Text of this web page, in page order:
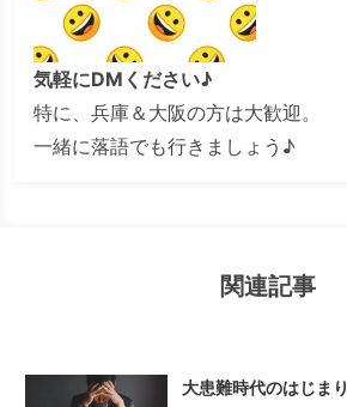
気軽にDMください♪
特に、兵庫＆大阪の方は大歓迎。
一緒に落語でも行きましょう♪
関連記事
大患難時代のはじまり